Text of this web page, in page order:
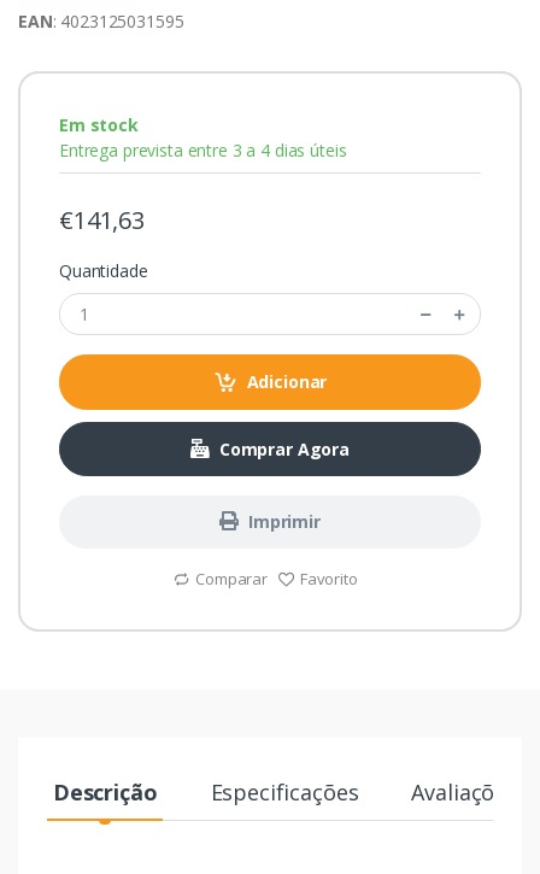
EAN: 4023125031595
Em stock
Entrega prevista entre 3 a 4 dias úteis
€141,63
Quantidade
Adicionar
Comprar Agora
Imprimir
Comparar Favorito
Descrição Especificações Avaliações